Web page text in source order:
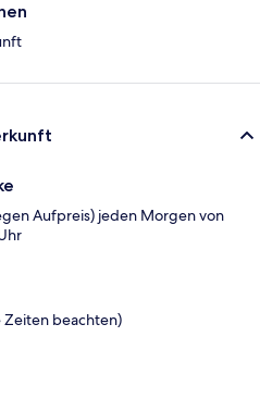
Aufpreis) jeden Morgen von
beachten)